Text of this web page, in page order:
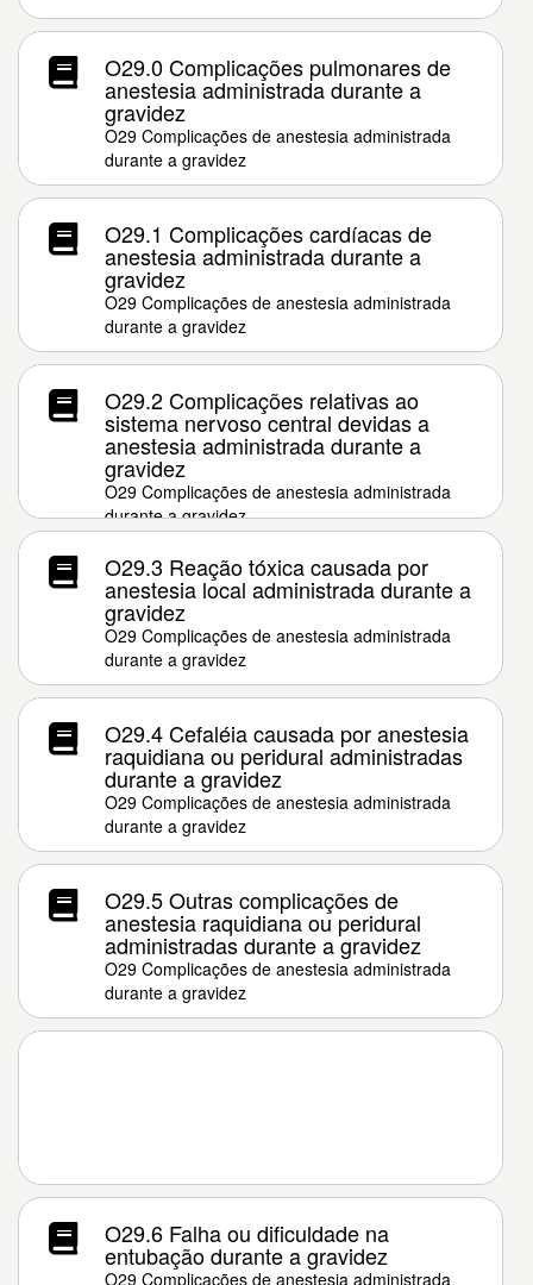
O29.0 Complicações pulmonares de
anestesia administrada durante a
gravidez
O29 Complicações de anestesia administrada
durante a gravidez
O29.1 Complicações cardíacas de
anestesia administrada durante a
gravidez
O29 Complicações de anestesia administrada
durante a gravidez
O29.2 Complicações relativas ao
sistema nervoso central devidas a
anestesia administrada durante a
gravidez
O29 Complicações de anestesia administrada
durante a gravidez
O29.3 Reação tóxica causada por
anestesia local administrada durante a
gravidez
O29 Complicações de anestesia administrada
durante a gravidez
O29.4 Cefaléia causada por anestesia
raquidiana ou peridural administradas
durante a gravidez
O29 Complicações de anestesia administrada
durante a gravidez
O29.5 Outras complicações de
anestesia raquidiana ou peridural
administradas durante a gravidez
O29 Complicações de anestesia administrada
durante a gravidez
O29.6 Falha ou dificuldade na
entubação durante a gravidez
O29 Complicações de anestesia administrada